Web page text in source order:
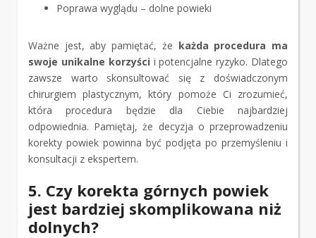
Poprawa wyglądu – dolne powieki
Ważne jest, aby pamiętać, że każda procedura ma
swoje unikalne korzyści i potencjalne ryzyko. Dlatego
zawsze warto skonsultować się z doświadczonym
chirurgiem plastycznym, który pomoże Ci zrozumieć,
która procedura będzie dla Ciebie najbardziej
odpowiednia. Pamiętaj, że decyzja o przeprowadzeniu
korekty powiek powinna być podjęta po przemyśleniu i
konsultacji z ekspertem.
5. Czy korekta górnych powiek
jest bardziej skomplikowana niż
dolnych?